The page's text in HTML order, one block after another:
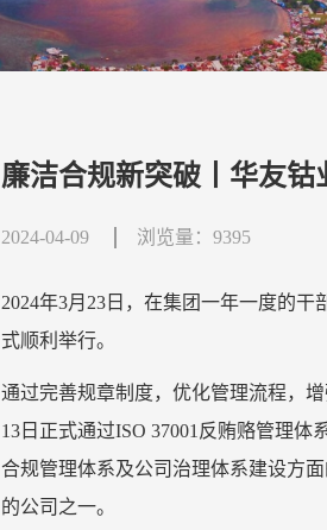
廉洁合规新突破丨华友钴
2024-04-09 浏览量：9395
2024年3月23日，在集团一年一度的
式顺利举行。
通过完善规章制度，优化管理流程，
13日正式通过ISO 37001反贿赂管理体
合规管理体系及公司治理体系建设方
的公司之一。